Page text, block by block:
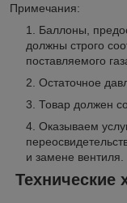
Примечания:
Баллоны,
должны строго
поставляемого
Остаточное
Товар должен
Оказываем
и замене вентиля.
Технические